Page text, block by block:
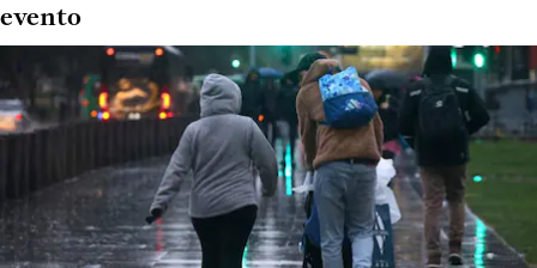
evento